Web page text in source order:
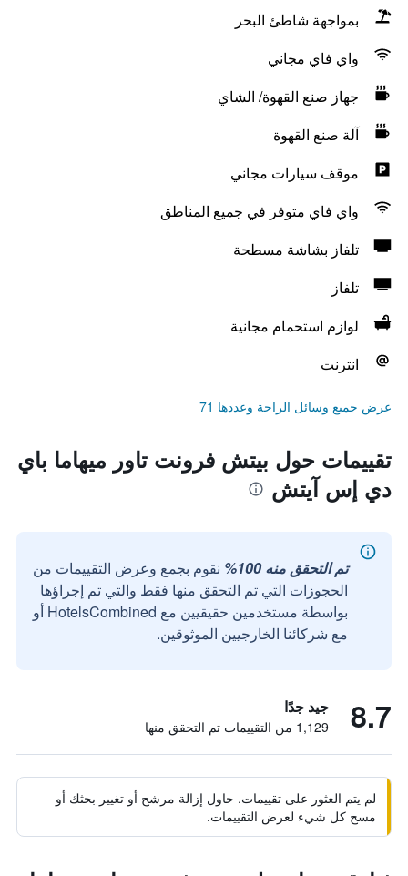
بمواجهة شاطئ البحر
واي فاي مجاني
جهاز صنع القهوة/ الشاي
آلة صنع القهوة
موقف سيارات مجاني
واي فاي متوفر في جميع المناطق
تلفاز بشاشة مسطحة
تلفاز
لوازم استحمام مجانية
انترنت
عرض جميع وسائل الراحة وعددها 71
تقييمات حول بيتش فرونت تاور ميهاما باي
دي إس آيتش
تم التحقق منه 100%
نقوم بجمع وعرض التقييمات من
الحجوزات التي تم التحقق منها فقط والتي تم إجراؤها
بواسطة مستخدمين حقيقيين مع HotelsCombined أو
مع شركائنا الخارجيين الموثوقين.
8.7 جيد جدًا
1,129 من التقييمات تم التحقق منها
لم يتم العثور على تقييمات. حاول إزالة مرشح أو تغيير بحثك أو
مسح كل شيء لعرض التقييمات.